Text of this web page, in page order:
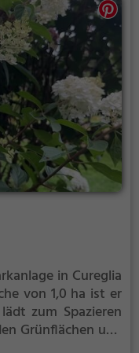
in Cureglia
von 1,0 ha ist er
zum Spazieren
Grünflächen und